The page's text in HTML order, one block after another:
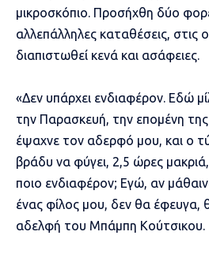
μικροσκόπιο. Προσήχθη δύο
αλλεπάλληλες καταθέσεις, στις
διαπιστωθεί κενά και ασάφειες.
«Δεν υπάρχει ενδιαφέρον. Εδώ
την Παρασκευή, την επομένη
έψαχνε τον αδερφό μου, και ο
βράδυ να φύγει, 2,5 ώρες
ποιο ενδιαφέρον; Εγώ, αν
ένας φίλος μου, δεν θα έφευγα,
αδελφή του Μπάμπη Κούτσικου.